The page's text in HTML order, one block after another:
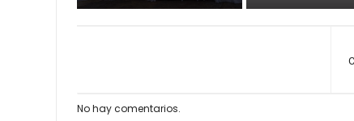
No hay comentarios.